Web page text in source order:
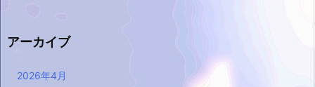
アーカイブ
2026年4月